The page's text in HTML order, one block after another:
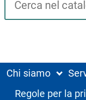
Chi siamo
Regole per la